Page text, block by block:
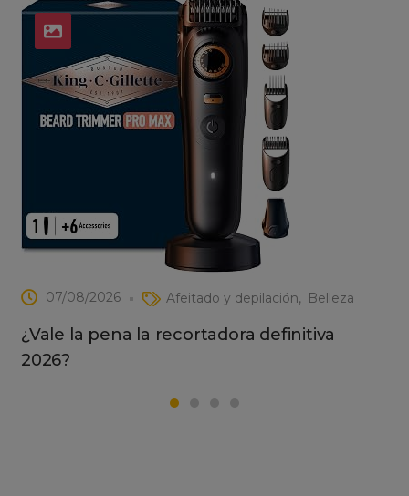
07/08/2026 Afeitado y depilación Belleza
¿Vale la pena la recortadora definitiva
2026?